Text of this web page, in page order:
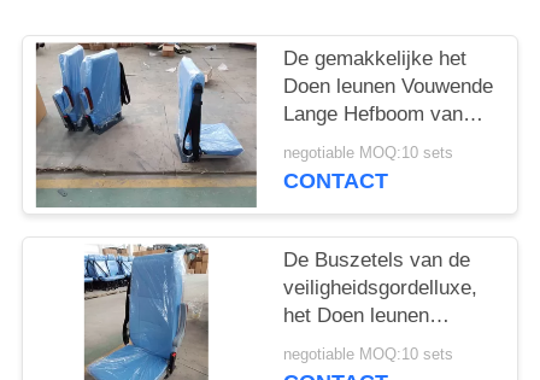
De gemakkelijke het
Doen leunen Vouwende
Lange Hefboom van
Busseat bij Muur zette
Zijstaalvoetstukken G
negotiable MOQ:10 sets
CONTACT
De Buszetels van de
veiligheidsgordelluxe,
het Doen leunen
Buszetels Multi -
Functionele Armsteun
negotiable MOQ:10 sets